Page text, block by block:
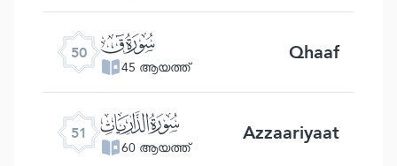
50 ﯟ
45 ആയത്ത് Qhaaf
51 ﯠ
60 ആയത്ത് Azzaariyaat